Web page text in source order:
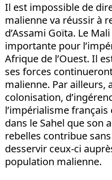
Il est impossible de
malienne va réussir à
d’Assami Goïta. Le
importante pour
Afrique de l’Ouest. Il
ses forces
malienne. Par ailleurs,
colonisation,
l’impérialisme
dans le Sahel que son
rebelles contribue
desservir ceux-ci
population malienne.